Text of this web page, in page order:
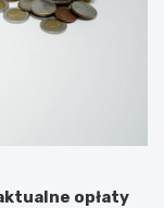
opłaty